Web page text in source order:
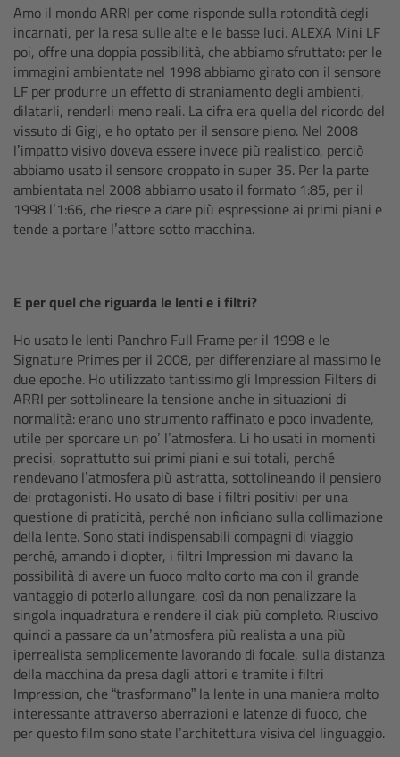
Amo il mondo ARRI per come risponde sulla rotondità degli
incarnati, per la resa sulle alte e le basse luci. ALEXA Mini LF
poi, offre una doppia possibilità, che abbiamo sfruttato: per le
immagini ambientate nel 1998 abbiamo girato con il sensore
LF per produrre un effetto di straniamento degli ambienti,
dilatarli, renderli meno reali. La cifra era quella del ricordo del
vissuto di Gigi, e ho optato per il sensore pieno. Nel 2008
l’impatto visivo doveva essere invece più realistico, perciò
abbiamo usato il sensore croppato in super 35. Per la parte
ambientata nel 2008 abbiamo usato il formato 1:85, per il
1998 l’1:66, che riesce a dare più espressione ai primi piani e
tende a portare l’attore sotto macchina.
E per quel che riguarda le lenti e i filtri?
Ho usato le lenti Panchro Full Frame per il 1998 e le
Signature Primes per il 2008, per differenziare al massimo le
due epoche. Ho utilizzato tantissimo gli Impression Filters di
ARRI per sottolineare la tensione anche in situazioni di
normalità: erano uno strumento raffinato e poco invadente,
utile per sporcare un po’ l’atmosfera. Li ho usati in momenti
precisi, soprattutto sui primi piani e sui totali, perché
rendevano l’atmosfera più astratta, sottolineando il pensiero
dei protagonisti. Ho usato di base i filtri positivi per una
questione di praticità, perché non inficiano sulla collimazione
della lente. Sono stati indispensabili compagni di viaggio
perché, amando i diopter, i filtri Impression mi davano la
possibilità di avere un fuoco molto corto ma con il grande
vantaggio di poterlo allungare, così da non penalizzare la
singola inquadratura e rendere il ciak più completo. Riuscivo
quindi a passare da un’atmosfera più realista a una più
iperrealista semplicemente lavorando di focale, sulla distanza
della macchina da presa dagli attori e tramite i filtri
Impression, che “trasformano” la lente in una maniera molto
interessante attraverso aberrazioni e latenze di fuoco, che
per questo film sono state l’architettura visiva del linguaggio.
Overview
TRINITY 2
ARTEMIS 2
ARTEMIS 2 Live
TRINITY Live
Overview
TRINITY
artemis
Stabilized Remote Heads
MAXIMA
PCA: Mechanical Accessories
Overview
Matte Box
Overview